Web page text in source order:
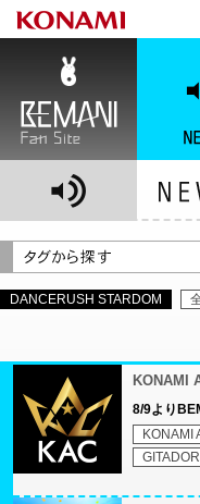
DANCERUSH STARDOM
KONAMI
8/9より
KONAMI